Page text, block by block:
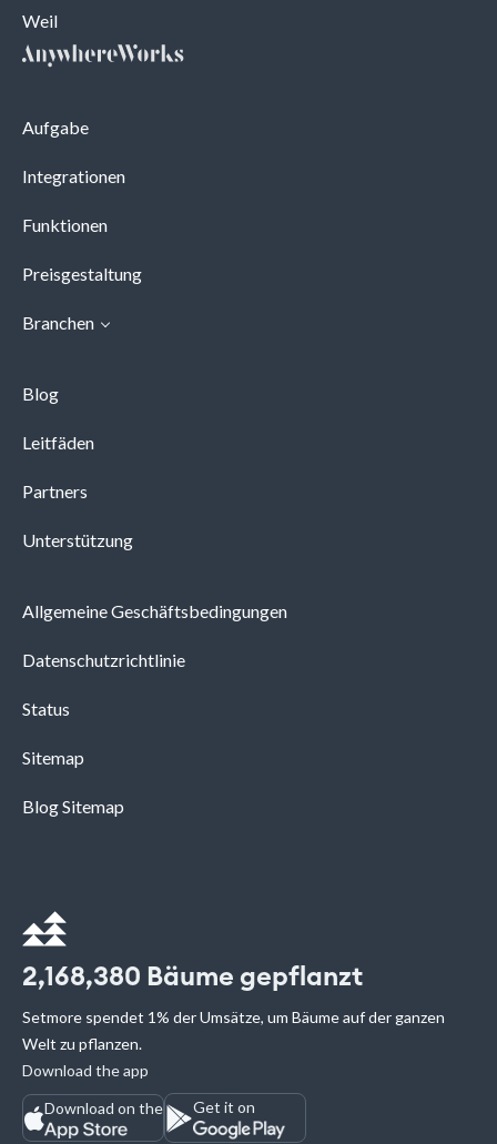
Weil
Aufgabe
Integrationen
Funktionen
Preisgestaltung
Branchen
Blog
Leitfäden
Partners
Unterstützung
Allgemeine Geschäftsbedingungen
Datenschutzrichtlinie
Status
Sitemap
Blog Sitemap
2,168,380 Bäume gepflanzt
Setmore spendet 1% der Umsätze, um Bäume auf der ganzen
Welt zu pflanzen.
Download the app
Download on the
Get it on